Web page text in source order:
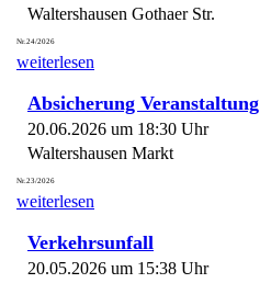
Waltershausen Gothaer Str.
Nr.24/2026
weiterlesen
Absicherung Veranstaltung
20.06.2026 um 18:30 Uhr
Waltershausen Markt
Nr.23/2026
weiterlesen
Verkehrsunfall
20.05.2026 um 15:38 Uhr